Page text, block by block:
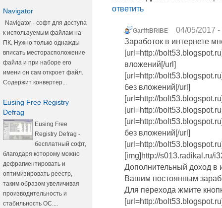
Navigator
Navigator - софт для доступа
к используемым файлам на
ПК. Нужно только однажды
вписать месторасположение
файла и при наборе его
имени он сам откроет файл.
Содержит конвертер...
Eusing Free Registry
Defrag
Eusing Free
Registry Defrag -
бесплатный софт,
благодаря которому можно
дефрагментировать и
оптимизировать реестр,
таким образом увеличивая
производительность и
стабильность ОС....
ответить
GarfftBRIBE
04/05/2017 -
Заработок в интернете
[url=http://
вложений[/url]
[url=http://
без вложений[/url]
[url=http://
[url=http://
[url=http://
без вложений[/url]
[url=http://
[img]http://s013.radikal.ru/
Дополнительный доход в
Вашим постоянным
Для перехода жмите
[url=http://